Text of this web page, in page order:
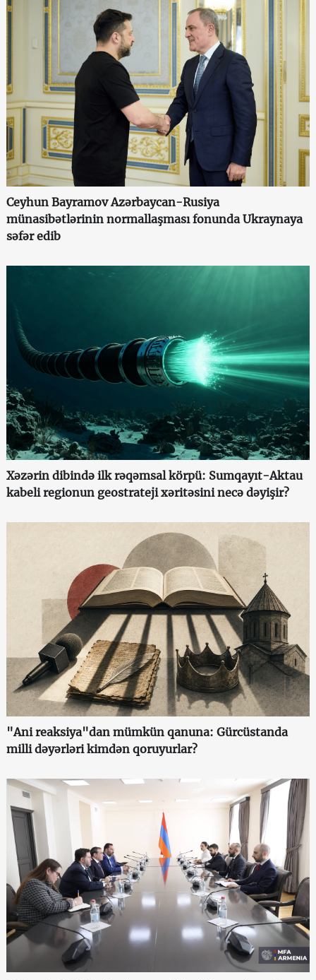
Ceyhun Bayramov Azərbaycan-Rusiya
münasibətlərinin normallaşması fonunda Ukraynaya
səfər edib
Xəzərin dibində ilk rəqəmsal körpü: Sumqayıt-Aktau
kabeli regionun geostrateji xəritəsini necə dəyişir?
"Ani reaksiya"dan mümkün qanuna: Gürcüstanda
milli dəyərləri kimdən qoruyurlar?